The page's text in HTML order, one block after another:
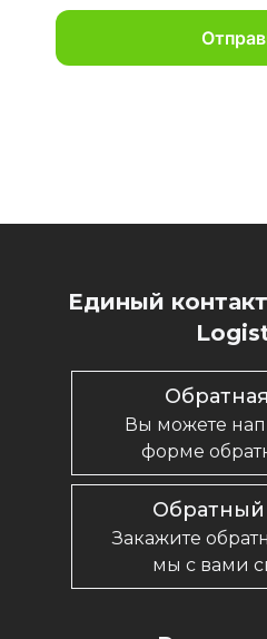
Единый
Вы можете
форме
Обратный
Закажите
мы с вами